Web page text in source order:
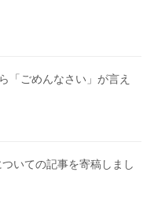
「ごめんなさい」が言え
いての記事を寄稿しまし